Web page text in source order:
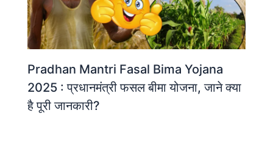
Pradhan Mantri Fasal Bima Yojana
2025 : प्रधानमंत्री फसल बीमा योजना, जाने क्या
है पूरी जानकारी?